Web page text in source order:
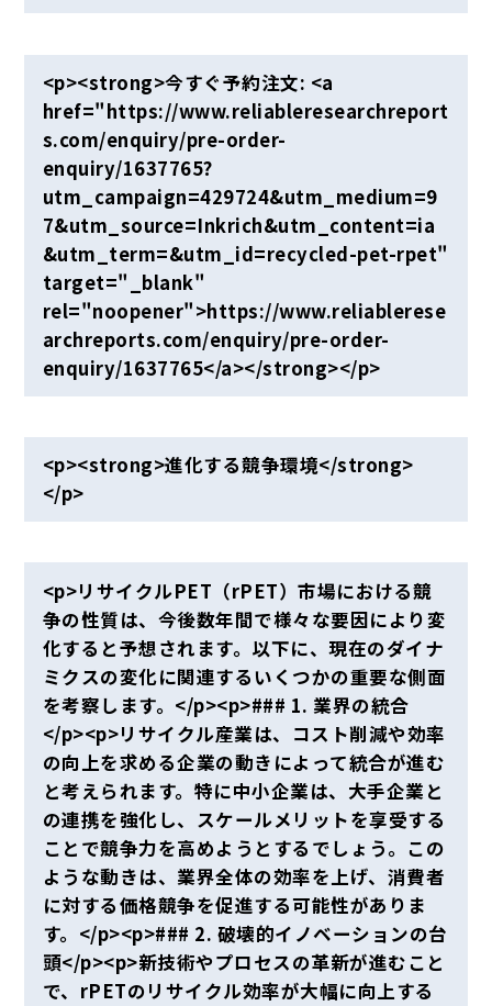
<p><strong>今すぐ予約注文: <a
href="https://www.reliableresearchreport
s.com/enquiry/pre-order-
enquiry/1637765?
utm_campaign=429724&utm_medium=9
7&utm_source=Inkrich&utm_content=ia
&utm_term=&utm_id=recycled-pet-rpet"
target="_blank"
rel="noopener">https://www.reliablerese
archreports.com/enquiry/pre-order-
enquiry/1637765</a></strong></p>
<p><strong>進化する競争環境</strong>
</p>
<p>リサイクルPET（rPET）市場における競
争の性質は、今後数年間で様々な要因により変
化すると予想されます。以下に、現在のダイナ
ミクスの変化に関連するいくつかの重要な側面
を考察します。</p><p>### 1. 業界の統合
</p><p>リサイクル産業は、コスト削減や効率
の向上を求める企業の動きによって統合が進む
と考えられます。特に中小企業は、大手企業と
の連携を強化し、スケールメリットを享受する
ことで競争力を高めようとするでしょう。この
ような動きは、業界全体の効率を上げ、消費者
に対する価格競争を促進する可能性がありま
す。</p><p>### 2. 破壊的イノベーションの台
頭</p><p>新技術やプロセスの革新が進むこと
で、rPETのリサイクル効率が大幅に向上する